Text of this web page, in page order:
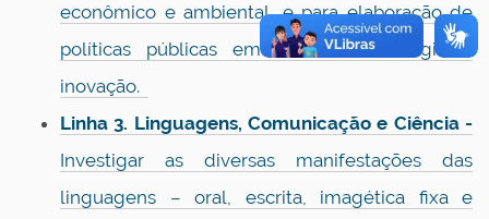
econômico e ambiental, e para elaboração de
políticas públicas em ciência, tecnologia e
inovação.
Linha 3. Linguagens, Comunicação e Ciência -
Investigar as diversas manifestações das
linguagens – oral, escrita, imagética fixa e